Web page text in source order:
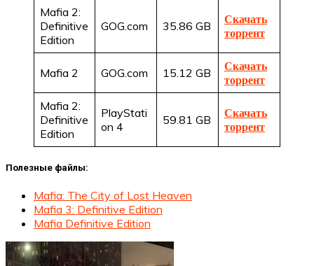
Mafia 2:
Definitive
Edition
GOG.com 35.86 GB
Скачать
торрент
Mafia 2 GOG.com 15.12 GB
Скачать
торрент
Mafia 2:
Definitive
Edition
PlayStati
on 4
59.81 GB
Скачать
торрент
Полезные файлы:
Mafia: The City of Lost Heaven
Mafia 3: Definitive Edition
Mafia Definitive Edition